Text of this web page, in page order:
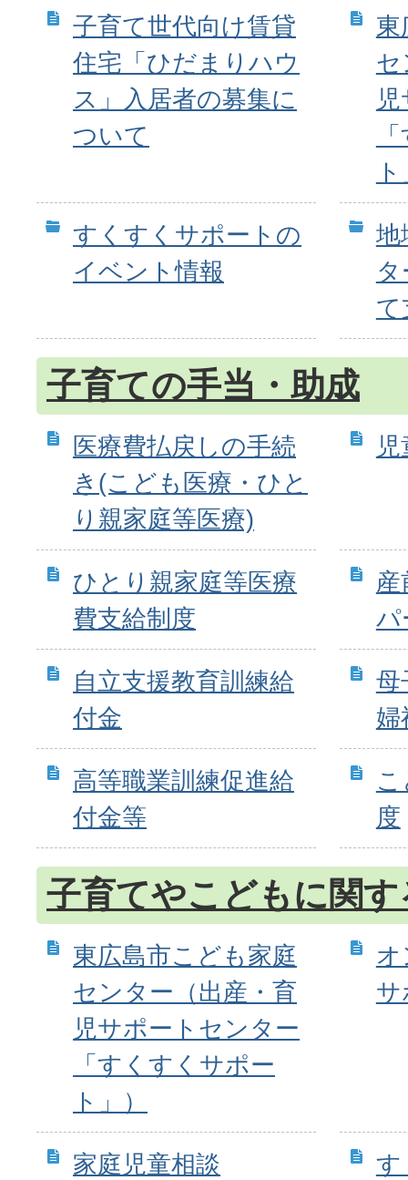
子育て世代向け賃貸
住宅「ひだまりハウ
ス」入居者の募集に
ついて
東
セ
すくすくサポートの
イベント情報
地
て
子育ての手当・助成
医療費払戻しの手続
き(こども医療・ひと
り親家庭等医療)
ひとり親家庭等医療
費支給制度
パ
自立支援教育訓練給
付金
母
婦
高等職業訓練促進給
付金等
度
子育てやこどもに関す
東広島市こども家庭
センター（出産・育
児サポートセンター
「すくすくサポー
ト」）
サ
家庭児童相談
す